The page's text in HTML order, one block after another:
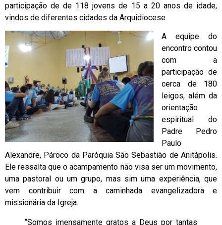
participação de de 118 jovens de 15 a 20 anos de idade,
vindos de diferentes cidades da Arquidiocese.
A equipe do
encontro contou
com a
participação de
cerca de 180
leigos, além da
orientação
espiritual do
Padre Pedro
Paulo
Alexandre, Pároco da Paróquia São Sebastião de Anitápolis.
Ele ressalta que o acampamento não visa ser um movimento,
uma pastoral ou um grupo, mas sim uma experiência, que
vem contribuir com a caminhada evangelizadora e
missionária da Igreja.
“Somos imensamente gratos a Deus por tantas